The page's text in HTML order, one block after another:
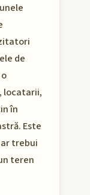
de
locatarii,
în
Este
trebui
teren